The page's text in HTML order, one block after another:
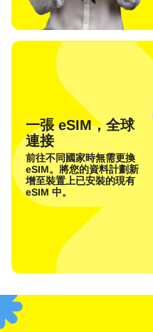
一張 eSIM，全球
連接
前往不同國家時無需更換
eSIM。將您的資料計劃新
增至裝置上已安裝的現有
eSIM 中。